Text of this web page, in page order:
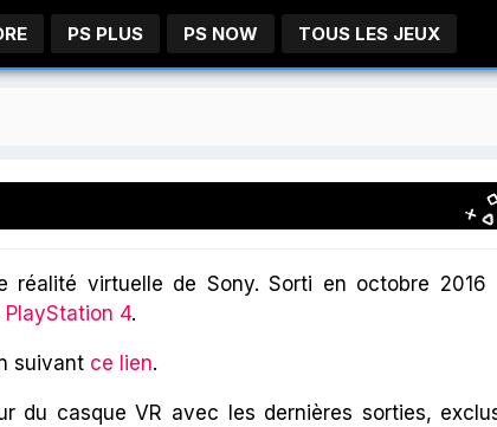
PS PLUS PS NOW TOUS LES JEUX
réalité virtuelle de Sony. Sorti en octobre 2016
PlayStation 4.
suivant ce lien.
du casque VR avec les dernières sorties,